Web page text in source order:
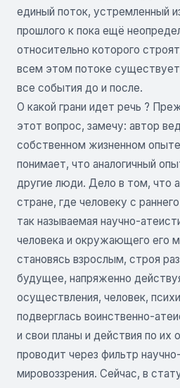
единый поток, устремленный
прошлого к пока ещё
относительно которого
всем этом потоке существует
все события до и после.
О какой грани идет речь ?
этот вопрос, замечу: автор
собственном жизненном
понимает, что аналогичный
другие люди. Дело в том, что
стране, где человеку с
так называемая научно-
человека и окружающего его
становясь взрослым, строя
будущее, напряженно
осуществления, человек,
подверглась воинственно-
и свои планы и действия по
проводит через фильтр
мировоззрения. Сейчас, в